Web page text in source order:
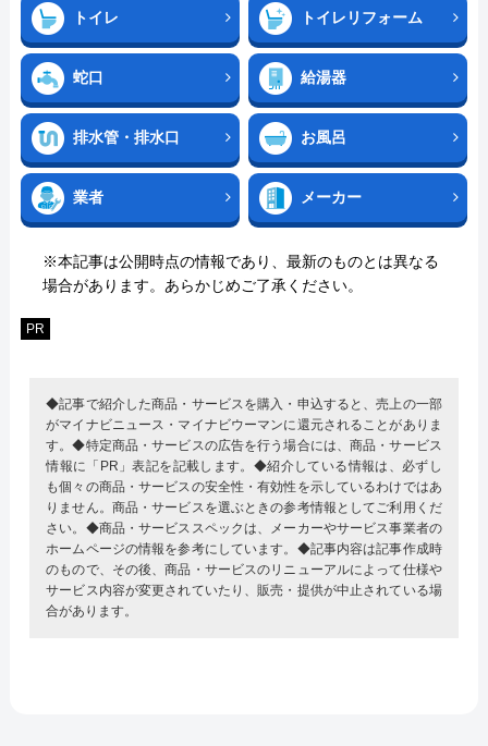
トイレ トイレリフォーム
蛇口 給湯器
排水管・排水口 お風呂
業者 メーカー
※本記事は公開時点の情報であり、最新のものとは異なる
場合があります。あらかじめご了承ください。
PR
◆記事で紹介した商品・サービスを購入・申込すると、売上の一部
がマイナビニュース・マイナビウーマンに還元されることがありま
す。◆特定商品・サービスの広告を行う場合には、商品・サービス
情報に「PR」表記を記載します。◆紹介している情報は、必ずし
も個々の商品・サービスの安全性・有効性を示しているわけではあ
りません。商品・サービスを選ぶときの参考情報としてご利用くだ
さい。◆商品・サービススペックは、メーカーやサービス事業者の
ホームページの情報を参考にしています。◆記事内容は記事作成時
のもので、その後、商品・サービスのリニューアルによって仕様や
サービス内容が変更されていたり、販売・提供が中止されている場
合があります。